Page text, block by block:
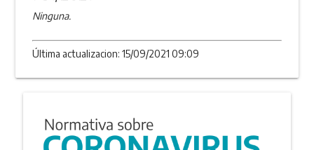
Ninguna.
Última actualizacion: 15/09/2021 09:09